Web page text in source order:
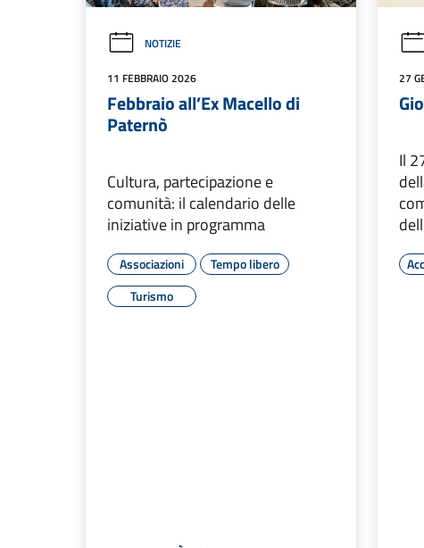
NOTIZIE
11 FEBBRAIO 2026
Febbraio all’Ex Macello di
Paternò
Cultura, partecipazione e
comunità: il calendario delle
iniziative in programma
Associazioni
Tempo libero
Turismo
27
Il